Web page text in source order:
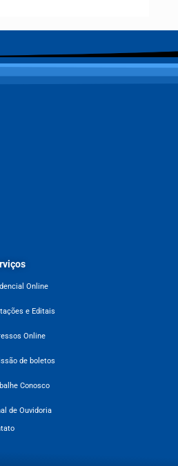
Online
e Editais
Online
de boletos
Conosco
de Ouvidoria